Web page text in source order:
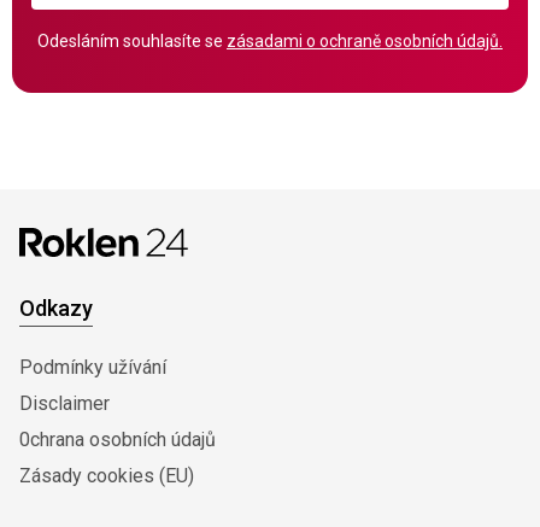
Odesláním souhlasíte se zásadami o ochraně osobních údajů.
Odkazy
Podmínky užívání
Disclaimer
0chrana osobních údajů
Zásady cookies (EU)